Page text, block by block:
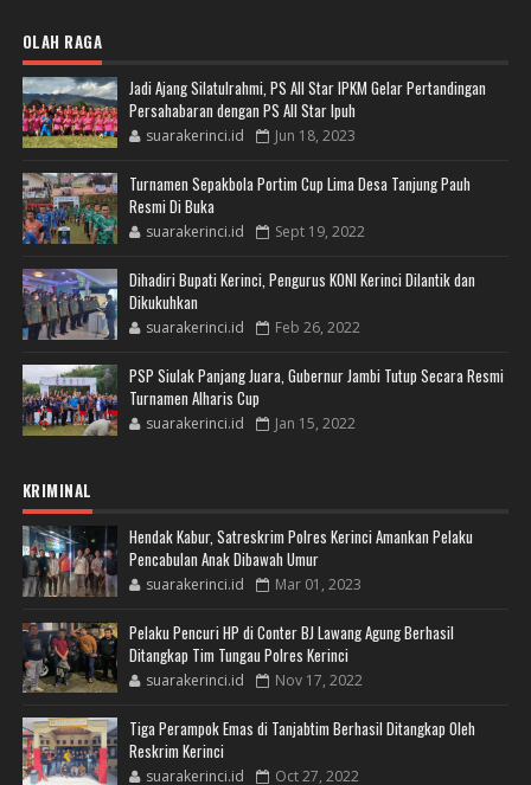
OLAH RAGA
Jadi Ajang Silatulrahmi, PS All Star IPKM Gelar Pertandingan
Persahabaran dengan PS All Star Ipuh
suarakerinci.id Jun 18, 2023
Turnamen Sepakbola Portim Cup Lima Desa Tanjung Pauh
Resmi Di Buka
suarakerinci.id Sept 19, 2022
Dihadiri Bupati Kerinci, Pengurus KONI Kerinci Dilantik dan
Dikukuhkan
suarakerinci.id Feb 26, 2022
PSP Siulak Panjang Juara, Gubernur Jambi Tutup Secara Resmi
Turnamen Alharis Cup
suarakerinci.id Jan 15, 2022
KRIMINAL
Hendak Kabur, Satreskrim Polres Kerinci Amankan Pelaku
Pencabulan Anak Dibawah Umur
suarakerinci.id Mar 01, 2023
Pelaku Pencuri HP di Conter BJ Lawang Agung Berhasil
Ditangkap Tim Tungau Polres Kerinci
suarakerinci.id Nov 17, 2022
Tiga Perampok Emas di Tanjabtim Berhasil Ditangkap Oleh
Reskrim Kerinci
suarakerinci.id Oct 27, 2022